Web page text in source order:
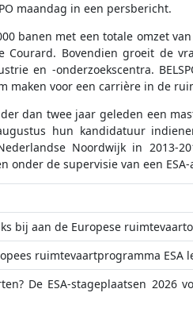
maandag in een persbericht.
banen met een totale omzet
Courard. Bovendien groeit de
en -onderzoekscentra.
maken voor een carrière in de
dan twee jaar geleden een
hun kandidatuur
Noordwijk in 2013-
onder de supervisie van een
bij aan de Europese
ruimtevaartprogramma ESA
De ESA-stageplaatsen 2026